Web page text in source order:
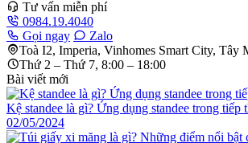
Tư vấn miễn phí
0984.19.4040
Gọi ngay
Zalo
Toà I2, Imperia, Vinhomes Smart City,
Thứ 2 – Thứ 7, 8:00 – 18:00
Bài viết mới
Kệ standee là gì? Ứng dụng standee trong tiếp
02/05/2024